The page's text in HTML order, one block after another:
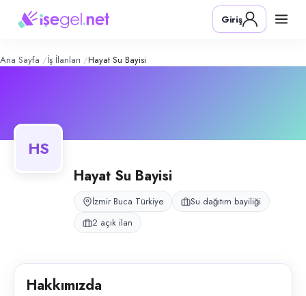
Su Bayisi – Şirket Profili
Konum:
Hayat Su Bayisi, Buca, İzmir bölgesinde su dağıtım bayiliği alanında
Şoför
Giriş
Ana Sayfa İş İlanları Hayat Su Bayisi
HS
Hayat Su Bayisi
İzmir Buca Türkiye
Su dağıtım bayiliği
2 açık ilan
Hakkımızda